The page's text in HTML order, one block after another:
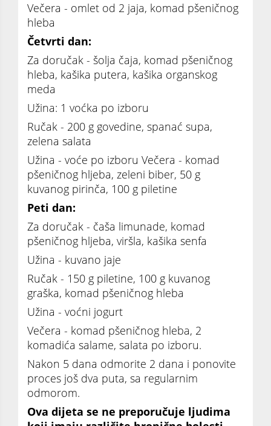
Večera - omlet od 2 jaja, komad pšeničnog
hleba
Četvrti dan:
Za doručak - šolja čaja, komad pšeničnog
hleba, kašika putera, kašika organskog
meda
Užina: 1 voćka po izboru
Ručak - 200 g govedine, spanać supa,
zelena salata
Užina - voće po izboru Večera - komad
pšeničnog hljeba, zeleni biber, 50 g
kuvanog pirinča, 100 g piletine
Peti dan:
Za doručak - čaša limunade, komad
pšeničnog hljeba, viršla, kašika senfa
Užina - kuvano jaje
Ručak - 150 g piletine, 100 g kuvanog
graška, komad pšeničnog hleba
Užina - voćni jogurt
Večera - komad pšeničnog hleba, 2
komadića salame, salata po izboru.
Nakon 5 dana odmorite 2 dana i ponovite
proces još dva puta, sa regularnim
odmorom.
Ova dijeta se ne preporučuje ljudima